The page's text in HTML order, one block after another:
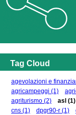
Tag Cloud
agevolazioni e
agricampeggi (1)
agriturismo (2) asl (1)
cns (1) dpgr90-r (1)